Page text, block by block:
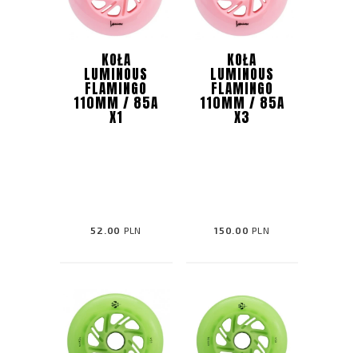
KOŁA
LUMINOUS
FLAMINGO
110MM / 85A
X1
52.00 PLN
KOŁA
LUMINOUS
FLAMINGO
110MM / 85A
X3
150.00 PLN